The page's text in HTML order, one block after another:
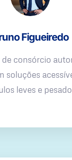
Figueiredo
consórcio
soluções
leves e